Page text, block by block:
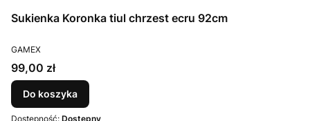
Sukienka Koronka tiul chrzest ecru 92cm
PRODUCENT
GAMEX
Cena
99,00 zł
Do koszyka
Dostępność: Dostępny